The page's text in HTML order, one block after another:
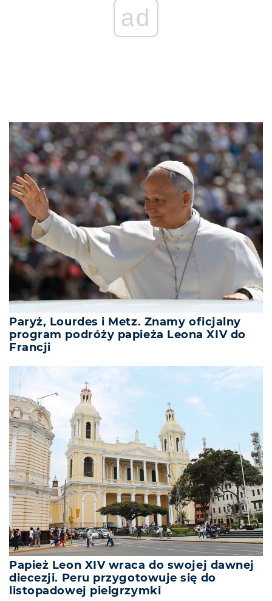
ad
Paryż, Lourdes i Metz. Znamy oficjalny
program podróży papieża Leona XIV do
Francji
Papież Leon XIV wraca do swojej dawnej
diecezji. Peru przygotowuje się do
listopadowej pielgrzymki